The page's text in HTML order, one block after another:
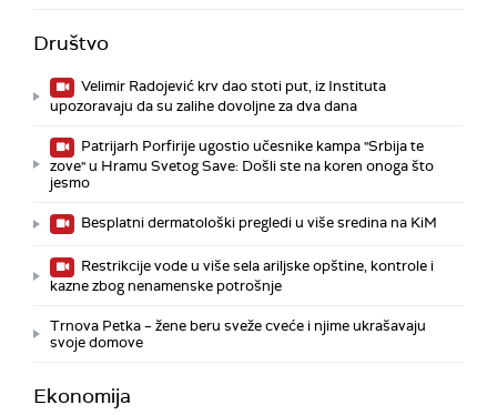
Društvo
Velimir Radojević krv dao stoti put, iz Instituta
upozoravaju da su zalihe dovoljne za dva dana
Patrijarh Porfirije ugostio učesnike kampa "Srbija te
zove" u Hramu Svetog Save: Došli ste na koren onoga što
jesmo
Besplatni dermatološki pregledi u više sredina na KiM
Restrikcije vode u više sela ariljske opštine, kontrole i
kazne zbog nenamenske potrošnje
Trnova Petka – žene beru sveže cveće i njime ukrašavaju
svoje domove
Ekonomija